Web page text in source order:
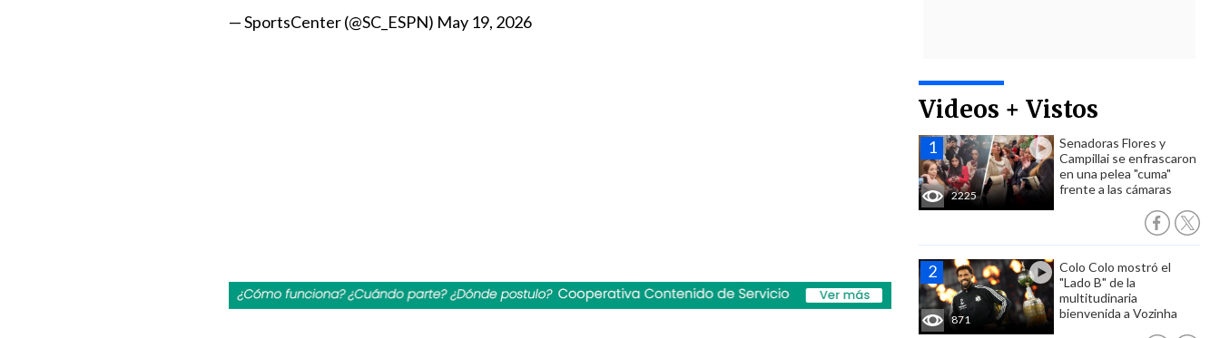
Videos + Vistos
2225
Senadoras Flores y
Campillai se enfrascaron
en una pelea "cuma"
frente a las cámaras
871
Colo Colo mostró el
"Lado B" de la
multitudinaria
bienvenida a Vozinha
— SportsCenter (@SC_ESPN) May 19, 2026